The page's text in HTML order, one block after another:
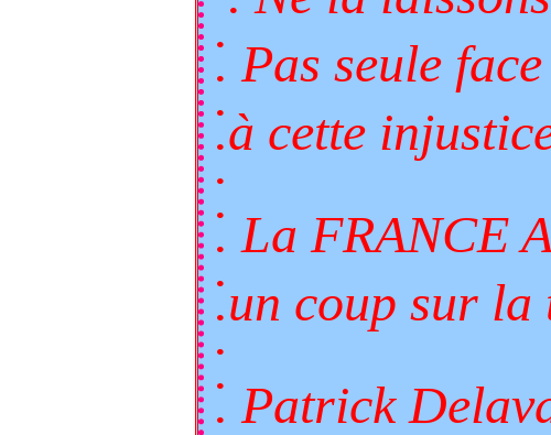
.
. Pas seule face
.
.à cette
.
.
. La FRANCE
.
.un coup sur la
.
.
. Patrick